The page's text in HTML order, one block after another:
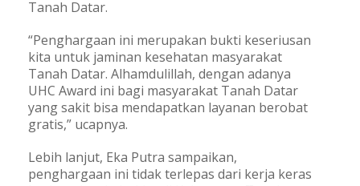
Tanah Datar.
“Penghargaan ini merupakan bukti keseriusan
kita untuk jaminan kesehatan masyarakat
Tanah Datar. Alhamdulillah, dengan adanya
UHC Award ini bagi masyarakat Tanah Datar
yang sakit bisa mendapatkan layanan berobat
gratis,” ucapnya.
Lebih lanjut, Eka Putra sampaikan,
penghargaan ini tidak terlepas dari kerja keras